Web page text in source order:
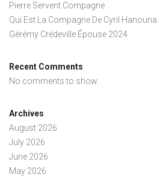
Pierre Servent Compagne
Qui Est La Compagne De Cyril Hanouna
Gérémy Crédeville Épouse 2024
Recent Comments
No comments to show.
Archives
August 2026
July 2026
June 2026
May 2026